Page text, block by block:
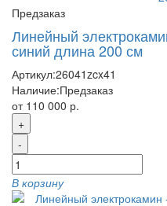
Предзаказ
Линейный
синий длина 200 см
Артикул:26041zcx41
Наличие:Предзаказ
от 110 000 р.
+
-
В корзину